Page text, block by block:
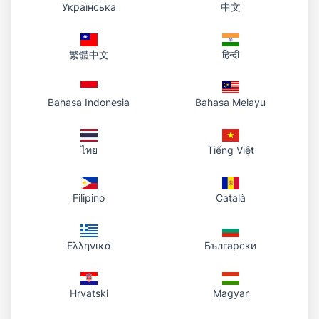
Dashboard; der Link wird danach ungültig.
Українська 中文
繁體中文 हिन्दी
Bahasa Indonesia Bahasa Melayu
ไทย Tiếng Việt
Filipino Català
Ελληνικά Български
Hrvatski Magyar